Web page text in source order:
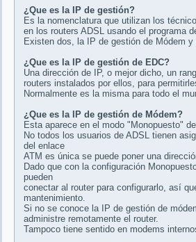
¿Que es la IP de gestión?
Es la nomenclatura que utilizan los
en los routers ADSL usando el programa
Existen dos, la IP de gestión de Módem
¿Que es la IP de gestión de EDC?
Una dirección de IP, o mejor dicho, un
routers instalados por ellos, para
Normalmente es la misma para todo el
¿Que es la IP de gestión de Módem?
Esta aparece en el modo "Monopuesto"
No todos los usuarios de ADSL tienen
del enlace
ATM es única se puede poner una
Dado que con la configuración
pueden
conectar al router para configurarlo, así
mantenimiento.
Si no se conoce la IP de gestión de
administre remotamente el router.
Tampoco tiene sentido en modems